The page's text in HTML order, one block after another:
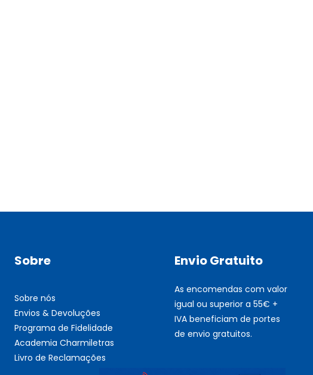
Sobre
Sobre nós
Envios & Devoluções
Programa de Fidelidade
Academia Charmiletras
Livro de Reclamações
Envio Gratuito
As encomendas com valor
igual ou superior a 55€ +
IVA beneficiam de portes
de envio gratuitos.